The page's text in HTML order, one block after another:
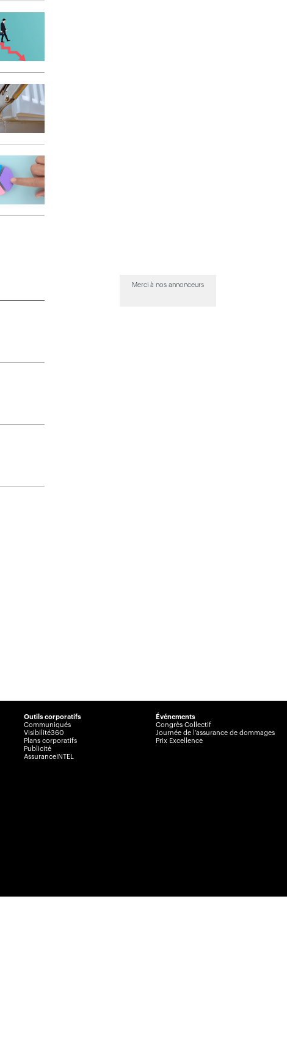
Merci à nos annonceurs
Outils corporatifs
Communiqués
Visibilité360
Plans corporatifs
Publicité
AssuranceINTEL
Événements
Congrès Collectif
Journée de l’assurance de dommages
Prix Excellence